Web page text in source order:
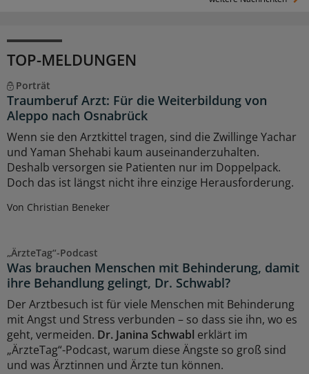
TOP-MELDUNGEN
Porträt
Traumberuf Arzt: Für die Weiterbildung von
Aleppo nach Osnabrück
Wenn sie den Arztkittel tragen, sind die Zwillinge Yachar
und Yaman Shehabi kaum auseinanderzuhalten.
Deshalb versorgen sie Patienten nur im Doppelpack.
Doch das ist längst nicht ihre einzige Herausforderung.
Von Christian Beneker
„ÄrzteTag“-Podcast
Was brauchen Menschen mit Behinderung, damit
ihre Behandlung gelingt, Dr. Schwabl?
Der Arztbesuch ist für viele Menschen mit Behinderung
mit Angst und Stress verbunden – so dass sie ihn, wo es
geht, vermeiden. Dr. Janina Schwabl erklärt im
„ÄrzteTag“-Podcast, warum diese Ängste so groß sind
und was Ärztinnen und Ärzte tun können.